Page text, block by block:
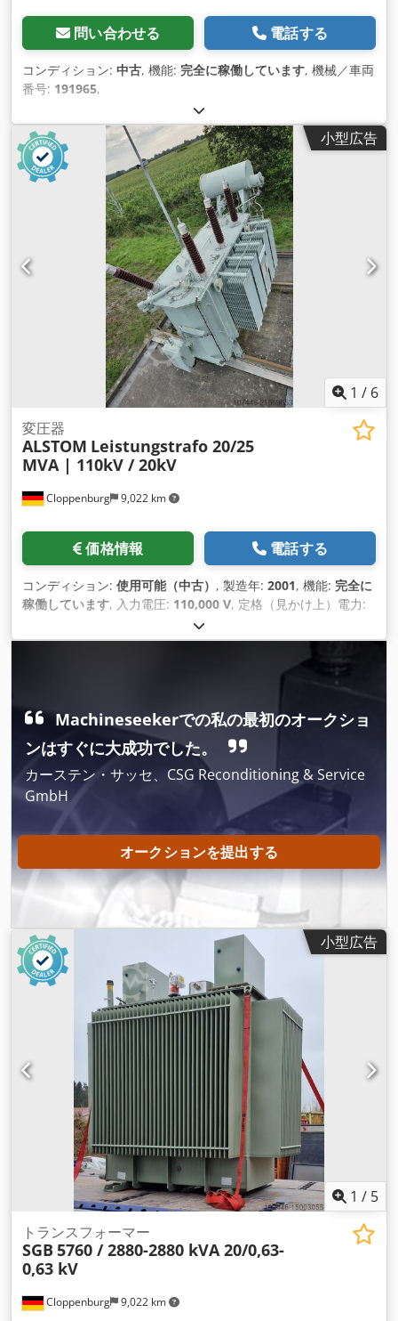
問い合わせる 電話する
コンディション: 中古, 機能: 完全に稼働しています, 機械／車両
番号: 191965,
小型広告
1 / 6
Cloppenburg 9,022 km
変圧器
ALSTOM Leistungstrafo 20/25
MVA | 110kV / 20kV
価格情報 電話する
コンディション: 使用可能（中古） , 製造年: 2001, 機能: 完全に
稼働しています, 入力電圧: 110,000 V, 定格（見かけ上）電力:
20,000 kVA（キロボルトアンペア）
Machineseekerでの私の最初のオークショ
ンはすぐに大成功でした。
カーステン・サッセ、CSG Reconditioning & Service
GmbH
オークションを提出する
小型広告
1 / 5
Cloppenburg 9,022 km
トランスフォーマー
SGB 5760 / 2880-2880 kVA 20/0,63-
0,63 kV